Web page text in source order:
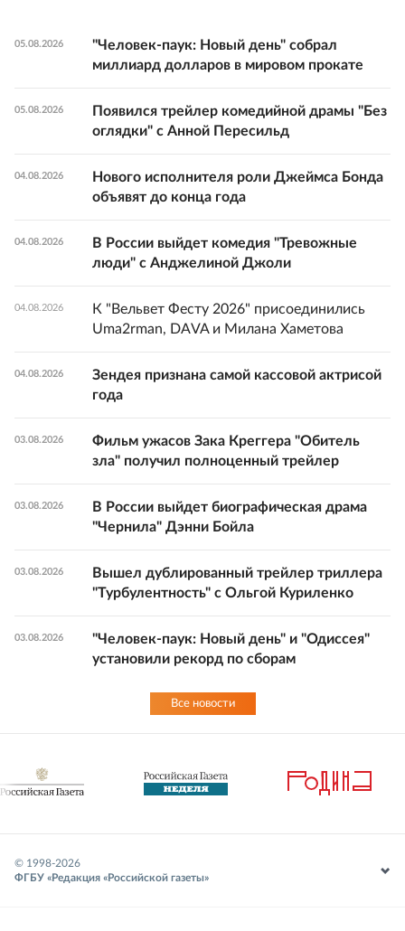
05.08.2026
"Человек-паук: Новый день" собрал
миллиард долларов в мировом прокате
05.08.2026
Появился трейлер комедийной драмы "Без
оглядки" с Анной Пересильд
04.08.2026
Нового исполнителя роли Джеймса Бонда
объявят до конца года
04.08.2026
В России выйдет комедия "Тревожные
люди" с Анджелиной Джоли
04.08.2026
К "Вельвет Фесту 2026" присоединились
Uma2rman, DAVA и Милана Хаметова
04.08.2026
Зендея признана самой кассовой актрисой
года
03.08.2026
Фильм ужасов Зака Креггера "Обитель
зла" получил полноценный трейлер
03.08.2026
В России выйдет биографическая драма
"Чернила" Дэнни Бойла
03.08.2026
Вышел дублированный трейлер триллера
"Турбулентность" с Ольгой Куриленко
03.08.2026
"Человек-паук: Новый день" и "Одиссея"
установили рекорд по сборам
Все новости
© 1998-2026
ФГБУ «Редакция «Российской газеты»